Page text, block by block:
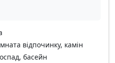
відпочинку, камін
басейн